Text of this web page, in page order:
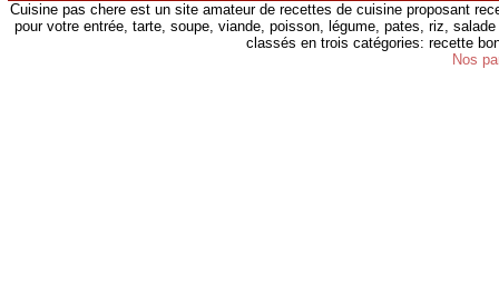
Cuisine pas chere est un site amateur de recettes de cuisine proposant
pour votre entrée, tarte, soupe, viande, poisson, légume, pates, riz,
classés en trois catégories: recette
Nos